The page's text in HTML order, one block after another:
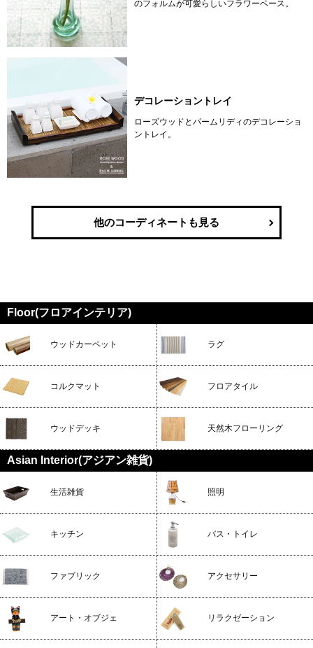
のフォルムが可愛らしいフラワーベース。
デコレーショントレイ
ローズウッドとパームリディのデコレーショ
ントレイ。
他のコーディネートも見る